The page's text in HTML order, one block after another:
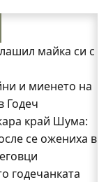
майка си с
и миенето на
Годеч
край Шума:
се ожениха в
годечанката